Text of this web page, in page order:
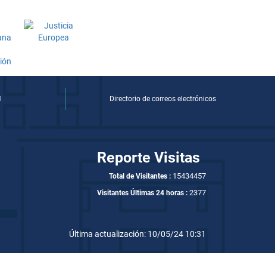
Directorio de correos electrónicos
Reporte Visitas
Total de Visitantes : 15434457
Visitantes Últimas 24 horas : 2377
Última actualización: 10/05/24 10:31